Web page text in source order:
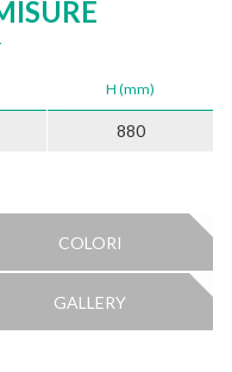
H (mm)
880
COLORI
GALLERY